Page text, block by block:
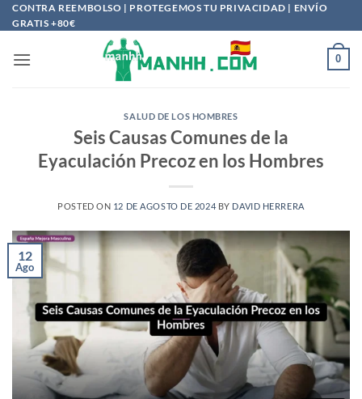
Saltar
al
CONTRA REEMBOLSO | PROTEGEMOS TU PRIVACIDAD | ENVÍO
GRATIS +80€
0
SALUD DE LOS HOMBRES
Seis Causas Comunes de la
Eyaculación Precoz en los Hombres
POSTED ON 12 DE AGOSTO DE 2024 BY DAVID HERRERA
12
Ago